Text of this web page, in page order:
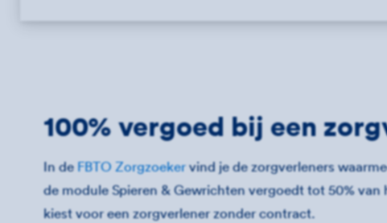
100% vergoed bij een
In deFBTO Zorgzoekervind je de zorgverleners
de module Spieren & Gewrichten vergoedt tot 50% van
kiest voor een zorgverlener zonder contract.